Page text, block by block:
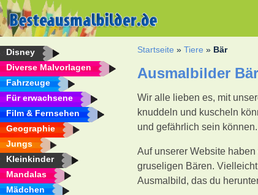
Disney
Diverse Malvorlagen
Fahrzeuge
Für erwachsene
Film & Fernsehen
Geographie
Jungs
Kleinkinder
Mandalas
Mädchen
Startseite »Tiere » Bär
Ausmalbilder Bär
Wir alle lieben es, mit
knuddeln und kuscheln
und gefährlich sein
Auf unserer Website
gruseligen Bären.
Ausmalbild, das du